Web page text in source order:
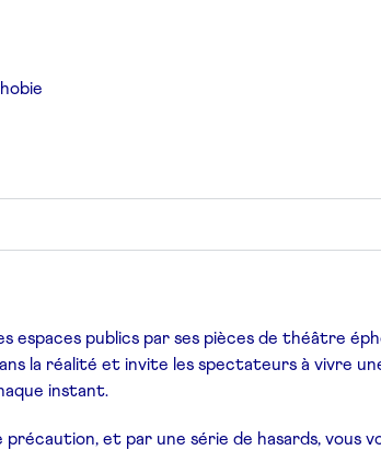
espaces publics par ses pièces de théâtre
la réalité et invite les spectateurs à vivre
instant.
précaution, et par une série de hasards, vous